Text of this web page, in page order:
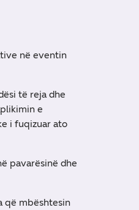
në eventin
të reja dhe
e
i fuqizuar ato
pavarësinë dhe
që mbështesin